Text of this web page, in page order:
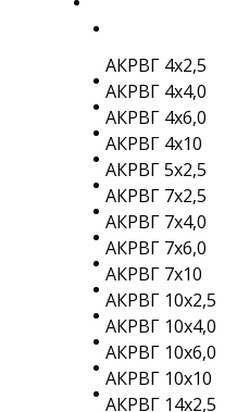
АКРВГ 4х2,5
АКРВГ 4х4,0
АКРВГ 4х6,0
АКРВГ 4х10
АКРВГ 5х2,5
АКРВГ 7х2,5
АКРВГ 7х4,0
АКРВГ 7х6,0
АКРВГ 7х10
АКРВГ 10х2,5
АКРВГ 10х4,0
АКРВГ 10х6,0
АКРВГ 10х10
АКРВГ 14х2,5